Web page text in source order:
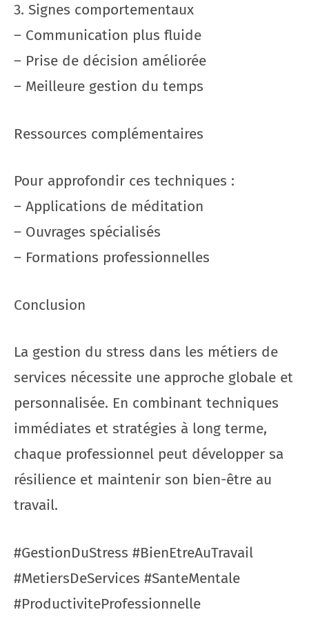
3. Signes comportementaux
– Communication plus fluide
– Prise de décision améliorée
– Meilleure gestion du temps
Ressources complémentaires
Pour approfondir ces techniques :
– Applications de méditation
– Ouvrages spécialisés
– Formations professionnelles
Conclusion
La gestion du stress dans les métiers de
services nécessite une approche globale et
personnalisée. En combinant techniques
immédiates et stratégies à long terme,
chaque professionnel peut développer sa
résilience et maintenir son bien-être au
travail.
#GestionDuStress #BienEtreAuTravail
#MetiersDeServices #SanteMentale
#ProductiviteProfessionnelle